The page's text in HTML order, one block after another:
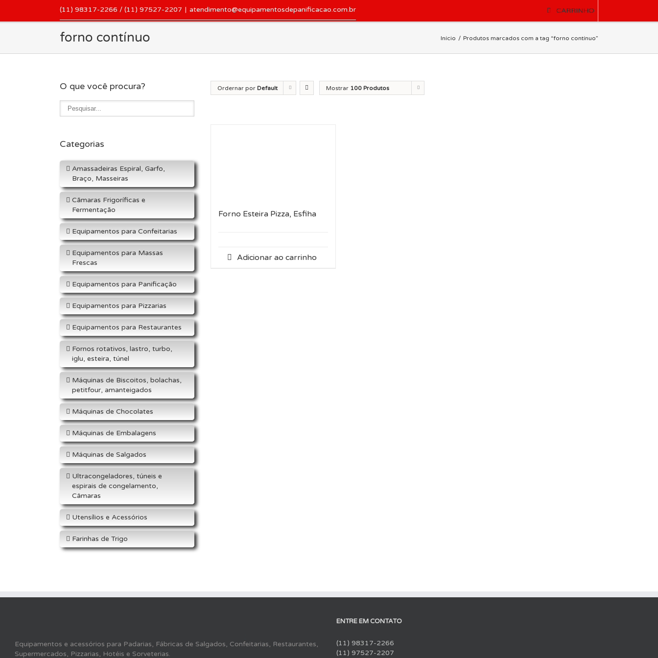
(11) 98317-2266 / (11) 97527-2207 | atendimento@equipamentosdepanificacao.com.br CARRINHO
forno contínuo Início Produtos marcados com a tag “forno contínuo”
Ordernar por Default Mostrar 100 Produtos
Forno Esteira Pizza, Esfiha
Adicionar ao carrinho
O que você procura?
Categorias
Amassadeiras Espiral, Garfo,
Braço, Masseiras
Cãmaras Frigoríficas e
Fermentação
Equipamentos para Confeitarias
Equipamentos para Massas
Frescas
Equipamentos para Panificação
Equipamentos para Pizzarias
Equipamentos para Restaurantes
Fornos rotativos, lastro, turbo,
iglu, esteira, túnel
Máquinas de Biscoitos, bolachas,
petitfour, amanteigados
Máquinas de Chocolates
Máquinas de Embalagens
Máquinas de Salgados
Ultracongeladores, túneis e
espirais de congelamento,
Câmaras
Utensílios e Acessórios
Farinhas de Trigo
Equipamentos e acessórios para Padarias, Fábricas de Salgados, Confeitarias, Restaurantes,
Supermercados, Pizzarias, Hotéis e Sorveterias.
ENTRE EM CONTATO
(11) 98317-2266
(11) 97527-2207